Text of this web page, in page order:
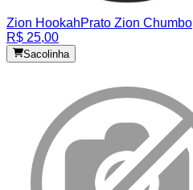
Zion HookahPrato Zion Chumbo
R$ 25,00
Sacolinha